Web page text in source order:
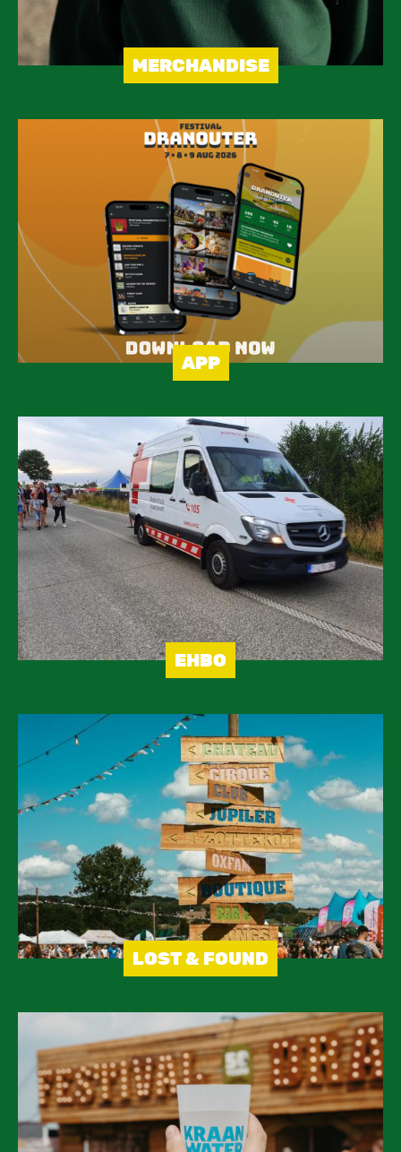
MERCHANDISE
APP
Image
EHBO
LOST & FOUND